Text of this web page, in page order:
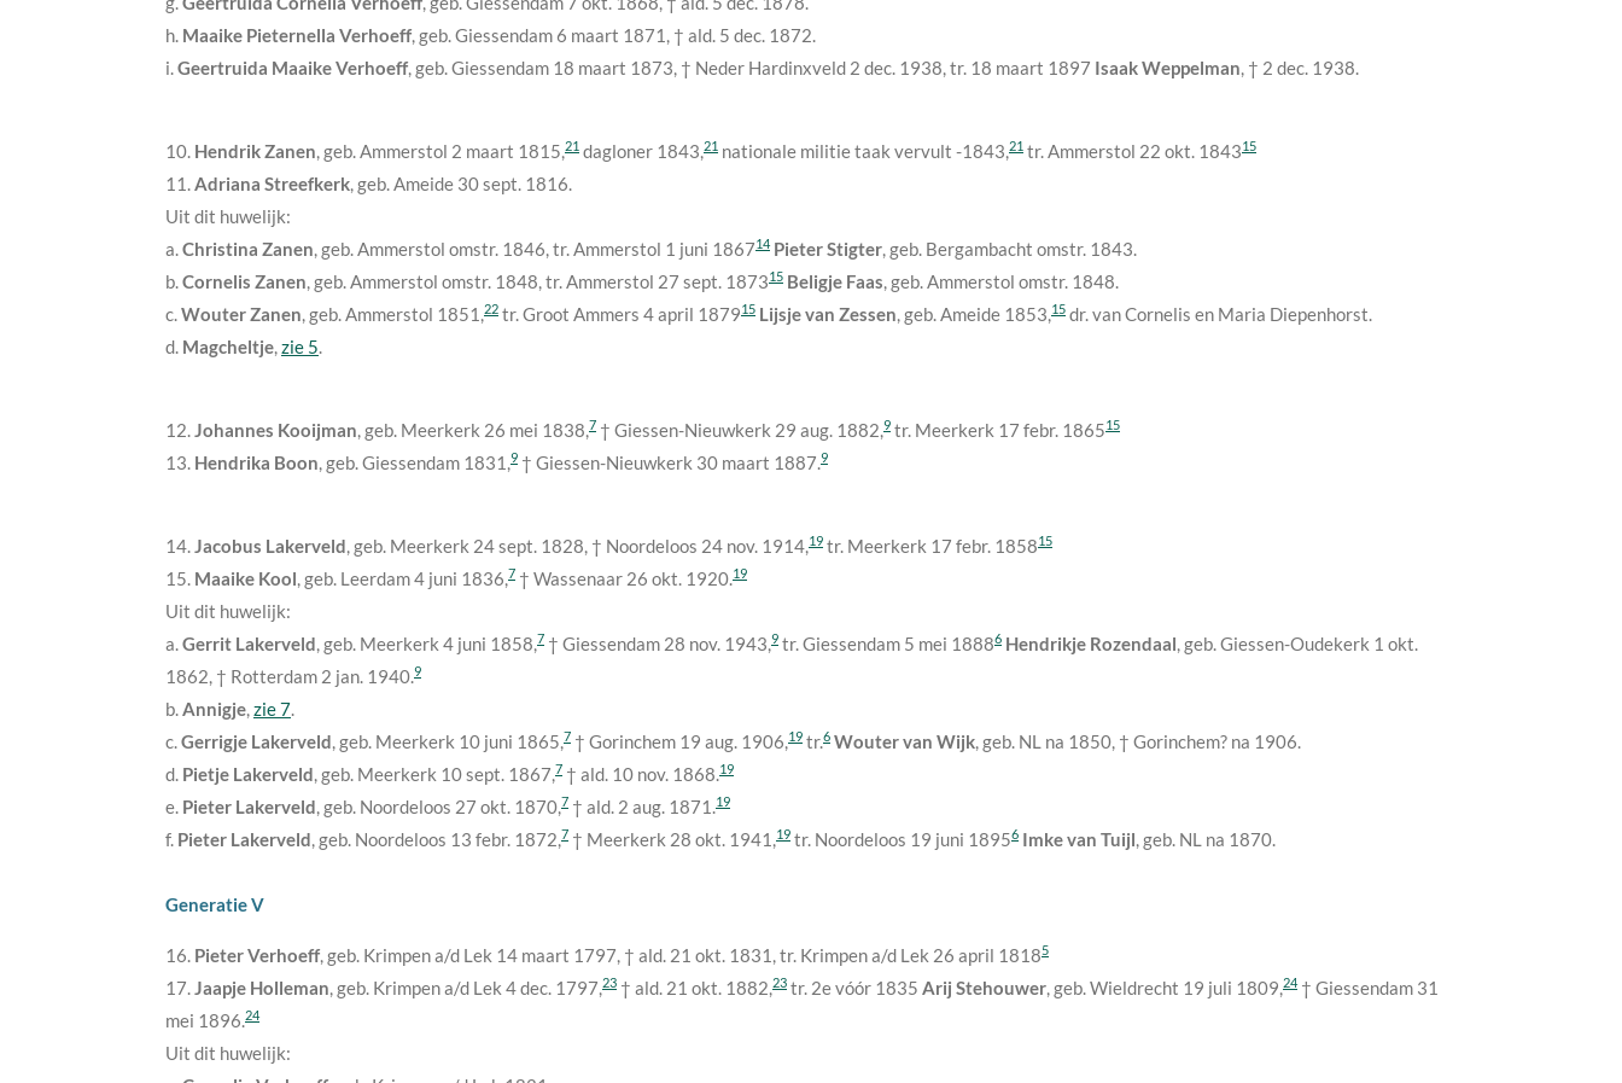
h. Maaike Pieternella Verhoeff, geb. Giessendam 6 maart 1871 , † ald. 5 dec. 1872.
i.Geertruida Maaike Verhoeff, geb. Giessendam 18 maart 1873, † Neder Hardinxveld 2 dec. 1938, tr. 18 maart 1897 Isaak Weppelman, † 2 dec. 1938.
10. Hendrik Zanen, geb. Ammerstol 2 maart 1815,21 dagloner 1843,21 nationale militie taak vervult -1843,21 tr. Ammerstol 22 okt. 184315
11.Adriana Streefkerk, geb. Ameide 30 sept. 1816.
Uit dit huwelijk:
a.Christina Zanen, geb. Ammerstol omstr. 1846, tr. Ammerstol 1 juni 186714 Pieter Stigter, geb. Bergambacht omstr. 1843.
b.Cornelis Zanen, geb. Ammerstol omstr. 1848, tr. Ammerstol 27 sept. 187315 Beligje Faas, geb. Ammerstol omstr. 1848.
c.Wouter Zanen, geb. Ammerstol 1851 ,22 tr. Groot Ammers 4 april 187915 Lijsje van Zessen, geb. Ameide 1853,15 dr. van Cornelis en Maria Diepenhorst.
d. Magcheltje,zie 5.
12.Johannes Kooijman, geb. Meerkerk 26 mei 1838,7 † Giessen-Nieuwkerk 29 aug. 1882,9 tr. Meerkerk 17 febr. 186515
13. Hendrika Boon, geb. Giessendam 1831 ,9 † Giessen-Nieuwkerk 30 maart 1887.9
14.Jacobus Lakerveld, geb. Meerkerk 24 sept. 1828, † Noordeloos 24 nov. 1914,19 tr. Meerkerk 17 febr. 185815
15. Maaike Kool, geb. Leerdam4 juni 1836,7 † Wassenaar 26 okt. 1920.19
Uit dit huwelijk:
a.Gerrit Lakerveld, geb. Meerkerk 4 juni 1858,7 † Giessendam 28 nov. 1943,9 tr. Giessendam 5 mei 18886 Hendrikje Rozendaal, geb. Giessen-Oudekerk 1 okt.
1862, † Rotterdam 2 jan. 1940.9
b.Annigje,zie 7.
c.Gerrigje Lakerveld, geb. Meerkerk 10 juni 1865,7 † Gorinchem 19 aug. 1906,19 tr.6 Wouter van Wijk, geb. NL na 1850, † Gorinchem? na 1906.
d. Pietje Lakerveld, geb. Meerkerk 10 sept. 1867,7 † ald. 10 nov. 1868.19
e. Pieter Lakerveld, geb. Noordeloos 27 okt. 1870,7 † ald. 2 aug. 1871 .19
f. Pieter Lakerveld, geb. Noordeloos 13 febr. 1872,7 † Meerkerk 28 okt. 1941 ,19 tr. Noordeloos 19 juni 18956 Imke van Tuijl, geb. NL na 1870.
Generatie V
16. Pieter Verhoeff, geb. Krimpen a/d Lek 14 maart 1797, † ald. 21 okt. 1831 , tr. Krimpen a/d Lek 26 april 18185
17.Jaapje Holleman, geb. Krimpen a/d Lek 4 dec. 1797,23 † ald. 21 okt. 1882,23 tr. 2evóór 1835 Arij Stehouwer, geb. Wieldrecht 19 juli 1809,24† Giessendam 31
mei 1896.24
Uit dit huwelijk: